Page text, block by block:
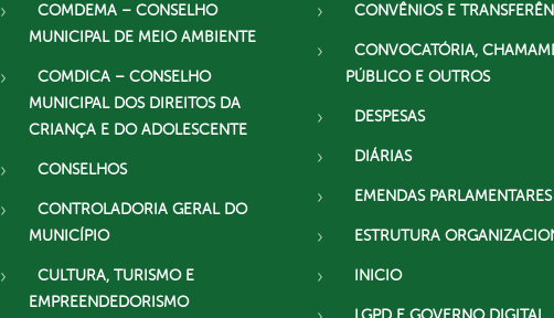
COMDEMA – CONSELHO
MUNICIPAL DE MEIO AMBIENTE
COMDICA – CONSELHO
MUNICIPAL DOS DIREITOS DA
CRIANÇA E DO ADOLESCENTE
CONSELHOS
CONTROLADORIA GERAL DO
MUNICÍPIO
CULTURA, TURISMO E
EMPREENDEDORISMO
CONVÊNIOS E
CONVOCATÓRIA,
PÚBLICO E OUTROS
DESPESAS
DIÁRIAS
EMENDAS PARLAMENTARES
ESTRUTURA
INICIO